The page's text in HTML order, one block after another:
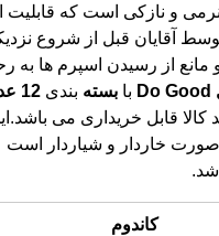
و نازکی است که قابلیت
توسط آقایان قبل از شروع
و مانع از رسیدن اسپرم ها
Do Good با بسته بندی 12
کاندوم